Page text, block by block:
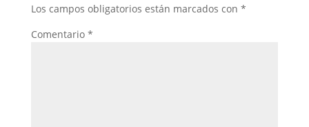
Los campos obligatorios están marcados con *
Comentario *